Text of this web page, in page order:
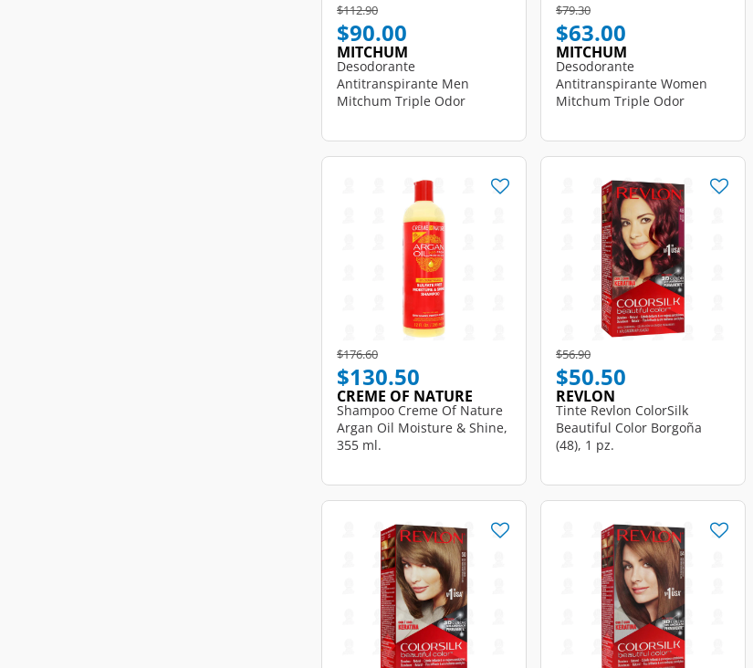
Price reduced from
$112.90to
$90.00
MITCHUM
Desodorante
Antitranspirante Men
Mitchum Triple Odor
Price reduced from
$79.30to
$63.00
MITCHUM
Desodorante
Antitranspirante Women
Mitchum Triple Odor
Price reduced from
$176.60to
$130.50
CREME OF NATURE
Shampoo Creme Of Nature
Argan Oil Moisture & Shine,
355 ml.
Price reduced from
$56.90to
$50.50
REVLON
Tinte Revlon ColorSilk
Beautiful Color Borgoña
(48), 1 pz.